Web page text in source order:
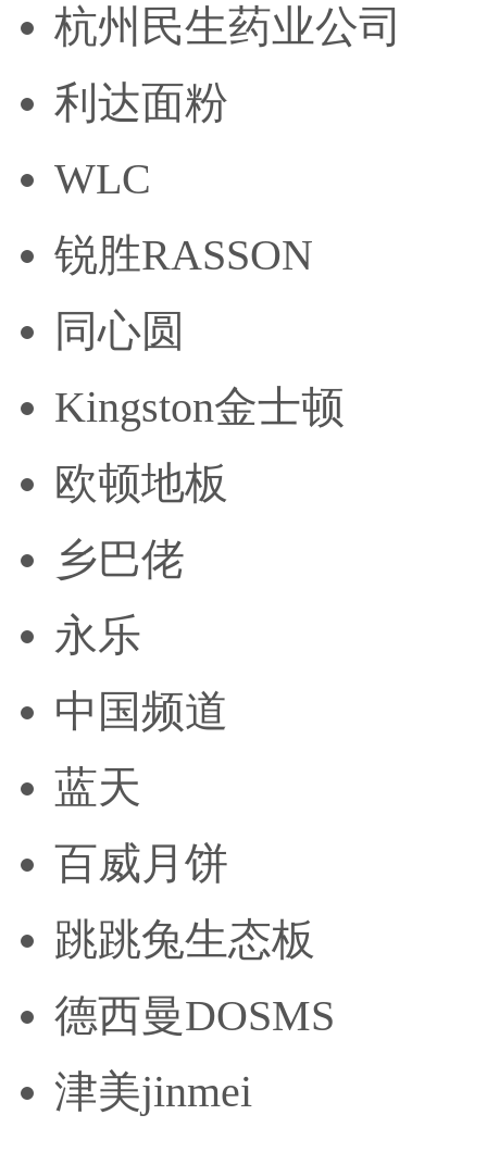
杭州民生药业公司
利达面粉
WLC
锐胜RASSON
同心圆
Kingston金士顿
欧顿地板
乡巴佬
永乐
中国频道
蓝天
百威月饼
跳跳兔生态板
德西曼DOSMS
津美jinmei